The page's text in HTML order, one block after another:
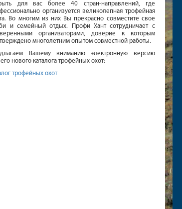
для вас более 40 стран-направлений, где
организуется великолепная трофейная
Во многим из них Вы прекрасно совместите свое
и семейный отдых. Профи Хант сотрудничает с
организаторами, доверие к которым
многолетним опытом совместной работы.
Вашему вниманию электронную версию
нового каталога трофейных охот:
трофейных охот